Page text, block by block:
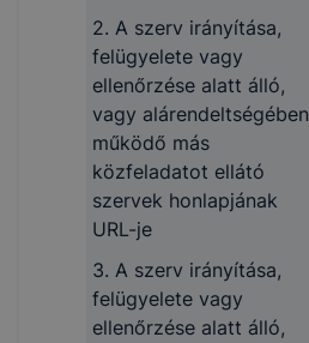
2. A szerv irányítása,
felügyelete vagy
ellenőrzése alatt álló,
vagy alárendeltségében
működő más
közfeladatot ellátó
szervek honlapjának
URL-je
3. A szerv irányítása,
felügyelete vagy
ellenőrzése alatt álló,